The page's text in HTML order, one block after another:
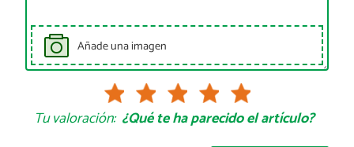
Añade una imagen
Tu valoración: ¿Qué te ha parecido el artículo?